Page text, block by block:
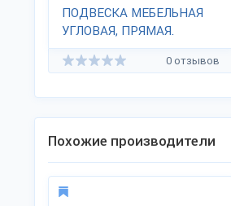
ПОДВЕСКА МЕБЕЛЬНАЯ
УГЛОВАЯ, ПРЯМАЯ.
0 отзывов
Похожие производители